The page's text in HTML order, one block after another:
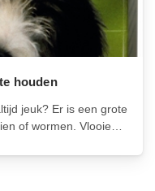
houden
jeuk? Er is een grote
of wormen. Vlooien